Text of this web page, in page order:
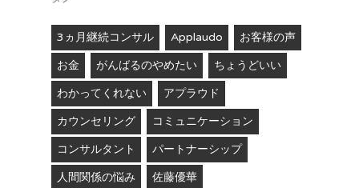
3ヵ月継続コンサル Applaudo お客様の声
お金 がんばるのやめたい ちょうどいい
わかってくれない アプラウド
カウンセリング コミュニケーション
コンサルタント パートナーシップ
人間関係の悩み 佐藤優華